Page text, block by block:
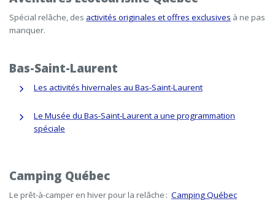
Spécial relâche, des activités originales et offres exclusives à ne pas
manquer.
Bas-Saint-Laurent
Les activités hivernales au Bas-Saint-Laurent
Le Musée du Bas-Saint-Laurent a une programmation
spéciale
Camping Québec
Le prêt-à-camper en hiver pour la relâche : Camping Québec